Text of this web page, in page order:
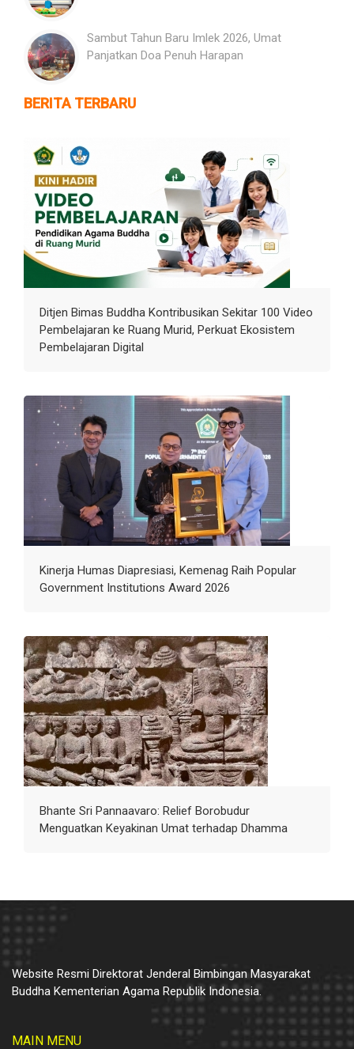
Sambut Tahun Baru Imlek 2026, Umat
Panjatkan Doa Penuh Harapan
BERITA TERBARU
Ditjen Bimas Buddha Kontribusikan Sekitar 100 Video
Pembelajaran ke Ruang Murid, Perkuat Ekosistem
Pembelajaran Digital
Kinerja Humas Diapresiasi, Kemenag Raih Popular
Government Institutions Award 2026
Bhante Sri Pannaavaro: Relief Borobudur
Menguatkan Keyakinan Umat terhadap Dhamma
Website Resmi Direktorat Jenderal Bimbingan Masyarakat
Buddha Kementerian Agama Republik Indonesia.
MAIN MENU